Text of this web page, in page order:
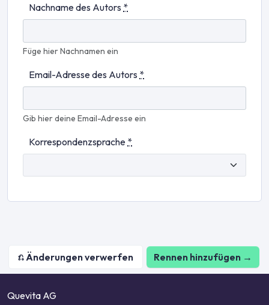
Nachname des Autors *
Füge hier Nachnamen ein
Email-Adresse des Autors *
Gib hier deine Email-Adresse ein
Korrespondenzsprache *
Rennen hinzufügen →
Quevita AG